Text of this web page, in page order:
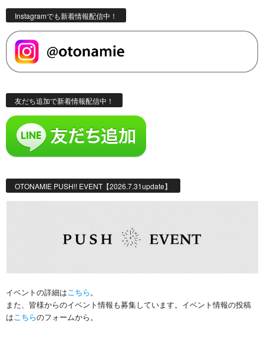
Instagramでも新着情報配信中！
友だち追加で新着情報配信中！
OTONAMIE PUSH!! EVENT【2026.7.31update】
イベントの詳細はこちら。
また、皆様からのイベント情報も募集しています。イベント情報の投稿
はこちらのフォームから。